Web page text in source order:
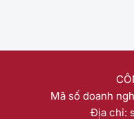
Mã số doanh
Địa chỉ: